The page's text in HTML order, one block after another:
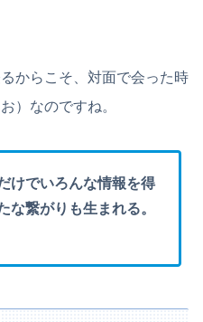
るからこそ、対面で会った時
）なのですね。
けでいろんな情報を得
な繋がりも生まれる。